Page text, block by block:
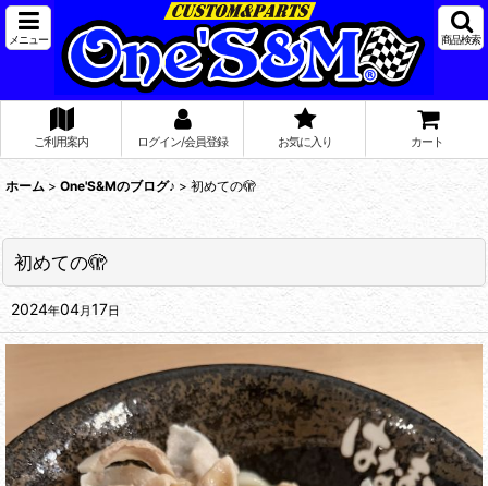
メニュー 商品検索
ご利用案内 ログイン/会員登録 お気に入り カート
ホーム > One'S&Mのブログ♪ > 初めての🫣
初めての🫣
2024年04月17日